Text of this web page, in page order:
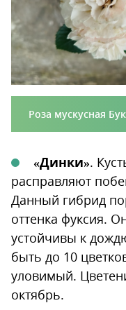
Роза мускусная
«Динки».
расправляют
Данный гибрид
оттенка фуксия.
устойчивы к
быть до 10
уловимый.
октябрь.